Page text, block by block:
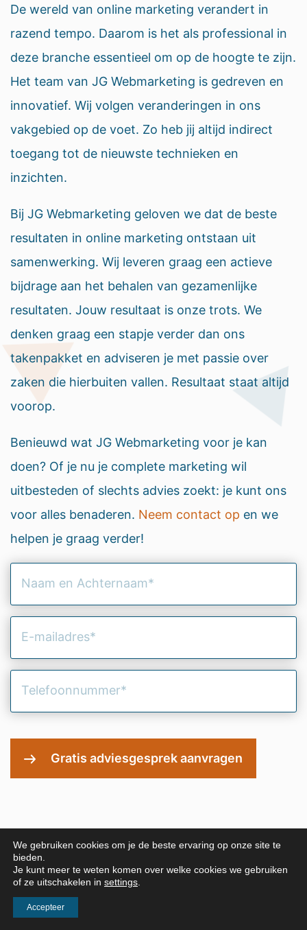
De wereld van online marketing verandert in
razend tempo. Daarom is het als professional in
deze branche essentieel om op de hoogte te zijn.
Het team van JG Webmarketing is gedreven en
innovatief. Wij volgen veranderingen in ons
vakgebied op de voet. Zo heb jij altijd indirect
toegang tot de nieuwste technieken en
inzichten.
Bij JG Webmarketing geloven we dat de beste
resultaten in online marketing ontstaan uit
samenwerking. Wij leveren graag een actieve
bijdrage aan het behalen van gezamenlijke
resultaten. Jouw resultaat is onze trots. We
denken graag een stapje verder dan ons
takenpakket en adviseren je met passie over
zaken die hierbuiten vallen. Resultaat staat altijd
voorop.
Benieuwd wat JG Webmarketing voor je kan
doen? Of je nu je complete marketing wil
uitbesteden of slechts advies zoekt: je kunt ons
voor alles benaderen. Neem contact op en we
helpen je graag verder!
en
Achternaam
(Vereist)
mailadres
(Vereist)
(Vereist)
We gebruiken cookies om je de beste ervaring op onze site te
bieden.
Je kunt meer te weten komen over welke cookies we gebruiken
of ze uitschakelen in settings
Accepteer